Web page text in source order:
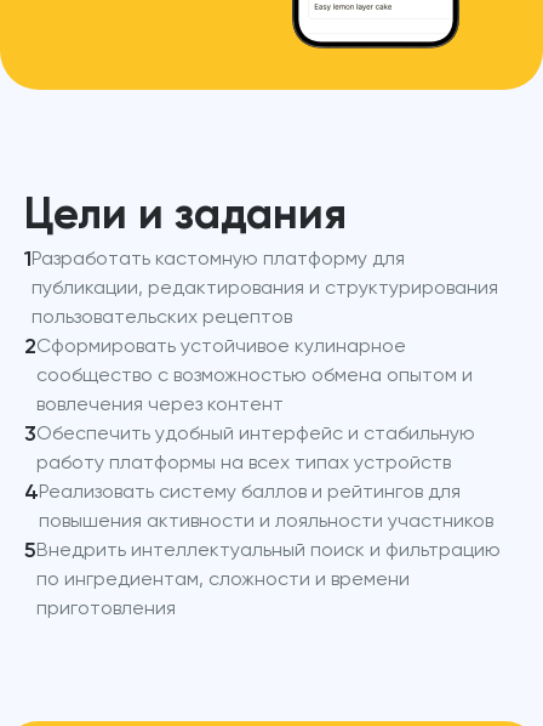
Цели и задания
1 Разработать кастомную платформу для
публикации, редактирования и структурирования
пользовательских рецептов
2Сформировать устойчивое кулинарное
сообщество с возможностью обмена опытом и
вовлечения через контент
3Обеспечить удобный интерфейс и стабильную
работу платформы на всех типах устройств
4Реализовать систему баллов и рейтингов для
повышения активности и лояльности участников
5Внедрить интеллектуальный поиск и фильтрацию
по ингредиентам, сложности и времени
приготовления